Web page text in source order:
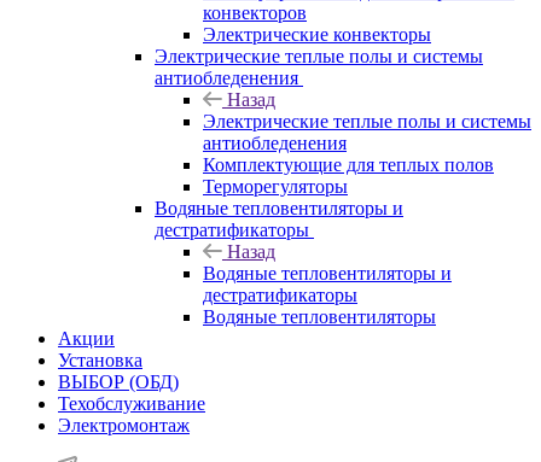
конвекторов
Электрические конвекторы
Электрические теплые полы и системы
антиобледенения
Назад
Электрические теплые полы и системы
антиобледенения
Комплектующие для теплых полов
Терморегуляторы
Водяные тепловентиляторы и
дестратификаторы
Назад
Водяные тепловентиляторы и
дестратификаторы
Водяные тепловентиляторы
Акции
Установка
ВЫБОР (ОБД)
Техобслуживание
Электромонтаж